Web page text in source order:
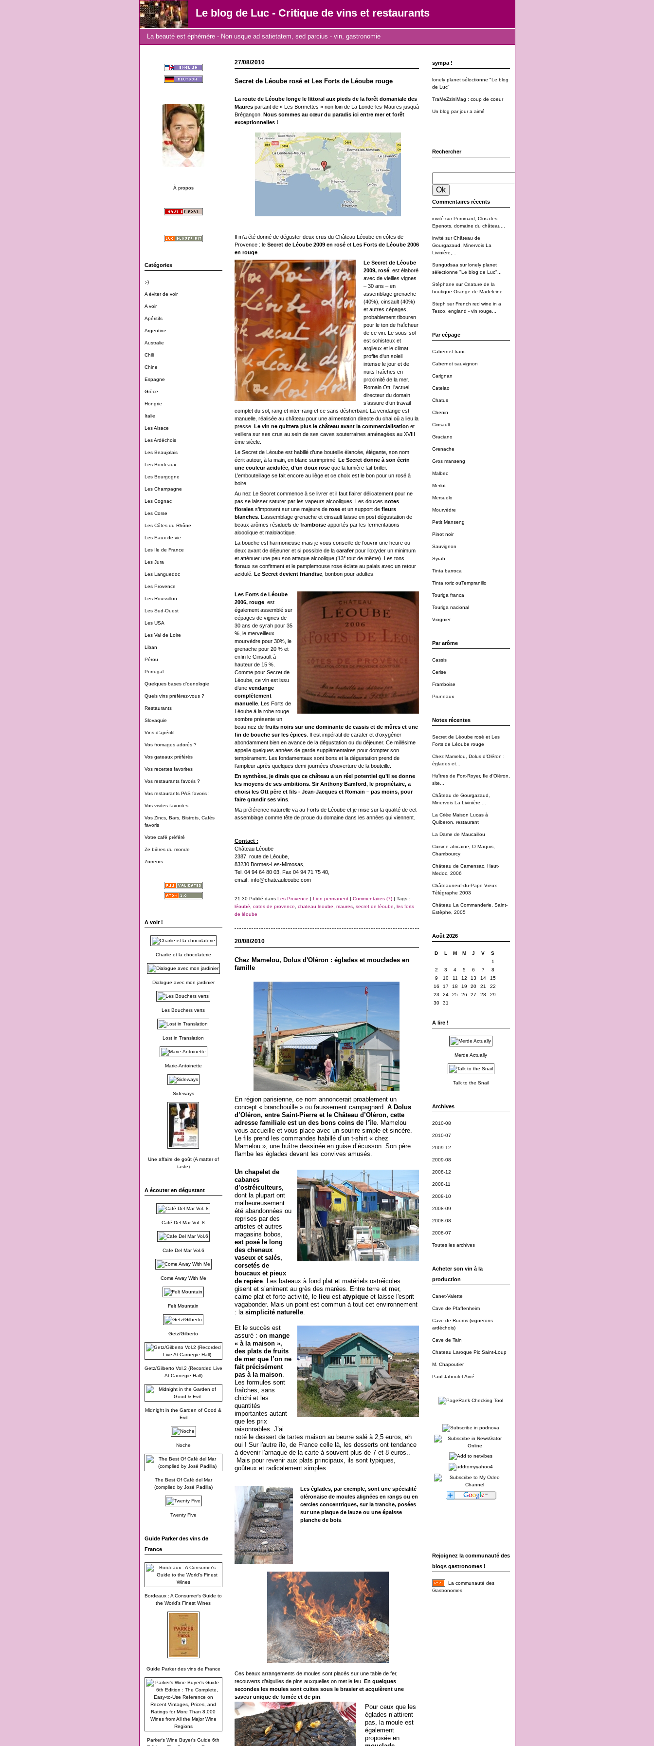
Le blog de Luc - Critique de vins et restaurants
La beauté est éphémère - Non usque ad satietatem, sed parcius - vin, gastronomie
À propos
Catégories
;-)
A éviter de voir
A voir
Apéritifs
Argentine
Australie
Chili
Chine
Espagne
Grèce
Hongrie
Italie
Les Alsace
Les Ardéchois
Les Beaujolais
Les Bordeaux
Les Bourgogne
Les Champagne
Les Cognac
Les Corse
Les Côtes du Rhône
Les Eaux de vie
Les Ile de France
Les Jura
Les Languedoc
Les Provence
Les Roussillon
Les Sud-Ouest
Les USA
Les Val de Loire
Liban
Pérou
Portugal
Quelques bases d'oenologie
Quels vins préférez-vous ?
Restaurants
Slovaquie
Vins d'apéritif
Vos fromages adorés ?
Vos gateaux préférés
Vos recettes favorites
Vos restaurants favoris ?
Vos restaurants PAS favoris !
Vos visites favorites
Vos Zincs, Bars, Bistrots, Cafés
favoris
Votre café préféré
Ze bières du monde
Zorreurs
A voir !
Charlie et la chocolaterie
Dialogue avec mon jardinier
Les Bouchers verts
Lost in Translation
Marie-Antoinette
Sideways
Une affaire de goût (A matter of
taste)
A écouter en dégustant
Café Del Mar Vol. 8
Cafe Del Mar Vol.6
Come Away With Me
Felt Mountain
Getz/Gilberto
Getz/Gilberto Vol.2 (Recorded Live
At Carnegie Hall)
Midnight in the Garden of Good &
Evil
Noche
The Best Of Café del Mar
(complied by José Padilla)
Twenty Five
Guide Parker des vins de
France
Bordeaux : A Consumer's Guide to
the World's Finest Wines
Guide Parker des vins de France
Parker's Wine Buyer's Guide 6th
sympa !
lonely planet sélectionne "Le blog
de Luc"
TraMeZziniMag : coup de coeur
Un blog par jour a aimé
Rechercher
Commentaires récents
invité surPommard, Clos des
Epenots, domaine du château...
invité surChâteau de
Gourgazaud, Minervois La
Livinière,...
Sungudsaa surlonely planet
sélectionne "Le blog de Luc"...
Stéphane surCnature de la
boutique Orange de Madeleine
Steph surFrench red wine in a
Tesco, england - vin rouge...
Par cépage
Cabernet franc
Cabernet sauvignon
Carignan
Catelao
Chatus
Chenin
Cinsault
Graciano
Grenache
Gros manseng
Malbec
Merlot
Mersuelo
Mourvèdre
Petit Manseng
Pinot noir
Sauvignon
Syrah
Tinta barroca
Tinta roriz ouTempranillo
Touriga franca
Touriga nacional
Viognier
Par arôme
Cassis
Cerise
Framboise
Pruneaux
Notes récentes
Secret de Léoube rosé et Les
Forts de Léoube rouge
Chez Mamelou, Dolus d'Oléron :
églades et...
Huîtres de Fort-Royer, Ile d'Oléron,
site...
Château de Gourgazaud,
Minervois La Livinière,...
La Criée Maison Lucas à
Quiberon, restaurant
La Dame de Maucaillou
Cuisine africaine, O Maquis,
Chambourcy
Château de Camensac, Haut-
Medoc, 2006
Châteauneuf-du-Pape Vieux
Télégraphe 2003
Château La Commanderie, Saint-
Estèphe, 2005
Août 2026
D L M M J V
S
1
2
3 4 5 6 7
8
9
10 11 12 13 14
15
16
17 18 19 20 21
22
23
24 25 26 27 28
29
30
31
A lire !
Merde Actually
Talk to the Snail
Archives
2010-08
2010-07
2009-12
2009-08
2008-12
2008-11
2008-10
2008-09
2008-08
2008-07
Toutes les archives
Acheter son vin à la
production
Canet-Valette
Cave de Pfaffenheim
Cave de Ruoms (vignerons
ardéchois)
Cave de Tain
Chateau Laroque Pic Saint-Loup
M. Chapoutier
Paul Jaboulet Ainé
Rejoignez la communauté des
blogs gastronomes !
La communauté des
Gastronomes
27/08/2010
Secret de Léoube rosé et Les Forts de Léoube rouge
La route de Léoube longe le littoral aux pieds de la forêt domaniale des
Maures partant de « Les Bormettes » non loin de La Londe-les-Maures jusquà
Brégançon. Nous sommes au cœur du paradis ici entre mer et forêt
exceptionnelles !
Il m’a été donné de déguster deux crus du Château Léoube en côtes de
Provence : le Secret de Léoube 2009 en roséet Les Forts de Léoube 2006
en rouge.
Le Secret de Léoube
2009, rosé , est élaboré
avec de vieilles vignes
– 30 ans – en
assemblage grenache
(40%), cinsault (40%)
et autres cépages,
probablement tibouren
pour le ton de fraîcheur
de ce vin. Le sous-sol
est schisteux et
argileux et le climat
profite d’un soleil
intense le jour et de
nuits fraîches en
proximité de la mer.
Romain Ott, l’actuel
directeur du domain
s’assure d’un travail
complet du sol, rang et inter-rang et ce sans désherbant. La vendange est
manuelle, réalisée au château pour une alimentation directe du chai où a lieu la
presse. Le vin ne quittera plus le château avant la commercialisation et
veillera sur ses crus au sein de ses caves souterraines aménagées au XVIII
ème siècle.
Le Secret de Léoube est habillé d’une bouteille élancée, élégante, son nom
écrit autour, à la main, en blanc surimprimé. Le Secret donne à son écrin
une couleur acidulée, d’un doux roseque la lumière fait briller.
L’embouteillage se fait encore au liège et ce choix est le bon pour un rosé à
boire.
Au nez Le Secret commence à se livrer et il faut flairer délicatement pour ne
pas se laisser saturer par les vapeurs alcooliques. Les douces notes
floraless’imposent sur une majeure de roseet un support de fleurs
blanches. L’assemblage grenache et cinsault laisse en post dégustation de
beaux arômes résiduels de framboiseapportés par les fermentations
alcoolique et malolactique.
La bouche est harmonieuse mais je vous conseille de l’ouvrir une heure ou
deux avant de déjeuner et si possible de la caraferpour l’oxyder un minimum
et atténuer une peu son attaque alcoolique (13° tout de même). Les tons
floraux se confirment et le pamplemouse rose éclate au palais avec un retour
acidulé. Le Secret devient friandise, bonbon pour adultes.
Les Forts de Léoube
2006, rouge, est
également assemblé sur
cépages de vignes de
30 ans de syrah pour 35
%, le merveilleux
mourvèdre pour 30%, le
grenache pour 20 % et
enfin le Cinsault à
hauteur de 15 %.
Comme pour Secret de
Léoube, ce vin est issu
d’une vendange
complètement
manuelle. Les Forts de
Léoube à la robe rouge
sombre présente un
beau nez de fruits noirs sur une dominante de cassis et de mûres et une
fin de bouche sur les épices. Il est impératif de carafer et d’oxygéner
abondamment bien en avance de la dégustation ou du déjeuner. Ce millésime
appelle quelques années de garde supplémentaires pour dompter son
tempérament. Les fondamentaux sont bons et la dégustation prend de
l’ampleur après quelques demi-journées d’ouverture de la bouteille.
En synthèse, je dirais que ce château a un réel potentiel qu’il se donne
les moyens de ses ambitions. Sir Anthony Bamford, le propriétaire, a
choisi les Ott père et fils - Jean-Jacques et Romain – pas moins, pour
faire grandir ses vins.
Ma préférence naturelle va au Forts de Léoube et je mise sur la qualité de cet
assemblage comme tête de proue du domaine dans les années qui viennent.
Contact :
Château Léoube
2387, route de Léoube,
83230 Bormes-Les-Mimosas,
Tel. 04 94 64 80 03, Fax 04 94 71 75 40,
email : info@chateauleoube.com
21:30 Publié dans Les Provence | Lien permanent| Commentaires (7)| Tags :
léoubé
cotes de provence chateau leoube maures, secret de léoube
les forts
de léoube
20/08/2010
Chez Mamelou, Dolus d'Oléron : églades et mouclades en
famille
En région parisienne, ce nom annoncerait proablement un
concept « branchouille » ou faussement campagnard. A Dolus
d’Oléron, entre Saint-Pierre et le Château d’Oléron, cette
adresse familiale est un des bons coins de l’île. Mamelou
vous accueille et vous place avec un sourire simple et sincère.
Le fils prend les commandes habillé d’un t-shirt « chez
Mamelou », une huître dessinée en guise d’écusson. Son père
flambe les églades devant les convives amusés.
Un chapelet de
cabanes
d’ostréiculteurs,
dont la plupart ont
malheureusement
été abandonnées ou
reprises par des
artistes et autres
magasins bobos,
est posé le long
des chenaux
vaseux et salés,
corsetés de
boucaux et pieux
de repère. Les bateaux à fond plat et matériels ostréicoles
gisent et s’animent au grès des marées. Entre terre et mer,
calme plat et forte activité, le lieu est atypiqueet laisse l'esprit
vagabonder. Mais un point est commun à tout cet environnement
: la simplicité naturelle.
Et le succès est
assuré : on mange
« à la maison »,
des plats de fruits
de mer que l’on ne
fait précisément
pas à la maison.
Les formules sont
fraîches, sans
chichi et les
quantités
importantes autant
que les prix
raisonnables. J’ai
noté le dessert de tartes maison au beurre salé à 2,5 euros, eh
oui ! Sur l'autre île, de France celle là, les desserts ont tendance
à devenir l'arnaque de la carte à souvent plus de 7 et 8 euros..
Mais pour revenir aux plats principaux, ils sont typiques,
goûteux et radicalement simples.
Les églades, par exemple, sont une spécialité
oléronaise de moules alignées en rangs ou en
cercles concentriques, sur la tranche, posées
sur une plaque de lauze ou une épaisse
planche de bois
Ces beaux arrangements de moules sont placés sur une table de fer,
recouverts d’aiguilles de pins auxquelles on met le feu. En quelques
secondes les moules sont cuites sous le brasier et acquièrent une
saveur unique de fumée et de pin
Pour ceux que les
églades n’attirent
pas, la moule est
également
proposée en